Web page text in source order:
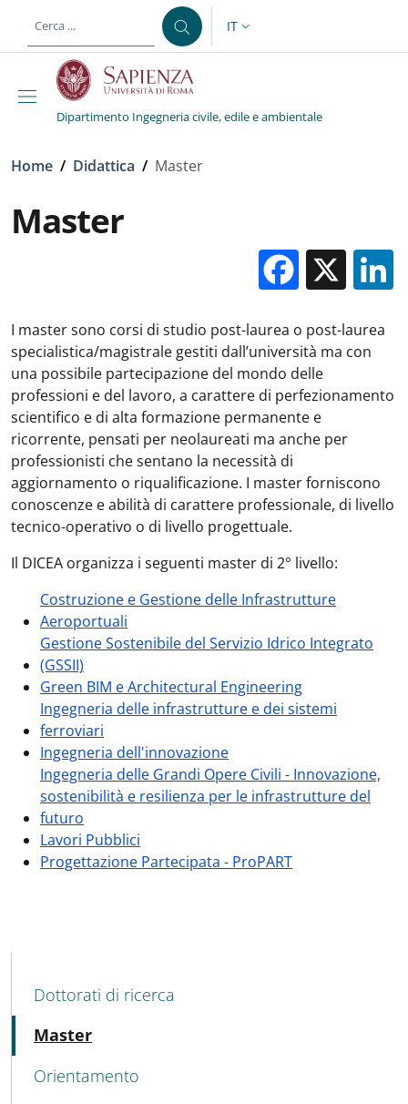
al contenuto principale
SELETTORE LINGUA:
IT
Dipartimento Ingegneria civile, edile e ambientale
Briciole di pane
Home / Didattica / Master
Master
X
I master sono corsi di studio post-laurea o post-laurea
specialistica/magistrale gestiti dall’università ma con
una possibile partecipazione del mondo delle
professioni e del lavoro, a carattere di perfezionamento
scientifico e di alta formazione permanente e
ricorrente, pensati per neolaureati ma anche per
professionisti che sentano la necessità di
aggiornamento o riqualificazione. I master forniscono
conoscenze e abilità di carattere professionale, di livello
tecnico-operativo o di livello progettuale.
Il DICEA organizza i seguenti master di 2° livello:
Costruzione e Gestione delle Infrastrutture
Aeroportuali
Gestione Sostenibile del Servizio Idrico Integrato
(GSSII)
Green BIM e Architectural Engineering
Ingegneria delle infrastrutture e dei sistemi
ferroviari
Ingegneria dell'innovazione
Ingegneria delle Grandi Opere Civili - Innovazione,
sostenibilità e resilienza per le infrastrutture del
futuro
Lavori Pubblici
Progettazione Partecipata - ProPART
MENU CEV SECOND NAVIGATION
Dottorati di ricerca
Master
Orientamento